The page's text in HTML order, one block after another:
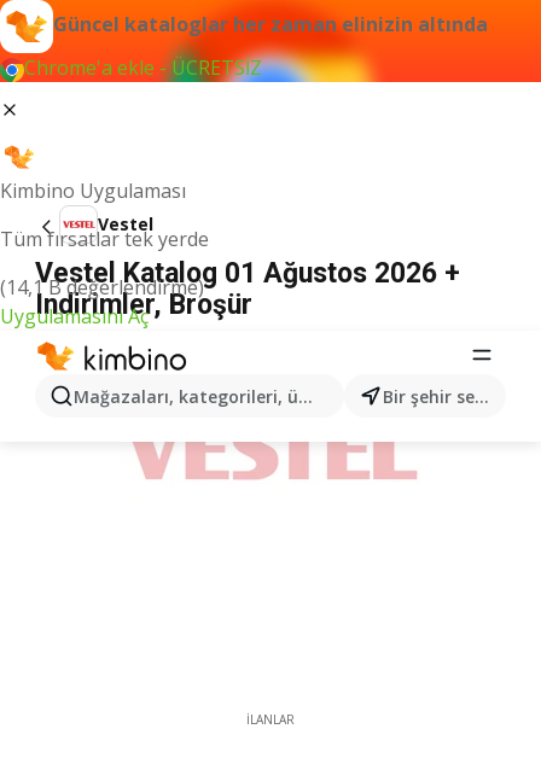
Güncel kataloglar her zaman elinizin altında
Chrome'a ekle - ÜCRETSİZ
Kimbino Uygulaması
Tüm fırsatlar tek yerde
(14,1 B değerlendirme)
Uygulamasını Aç
Mağazaları, kategorileri, ürünleri arayın... Bir şehir seçin
Vestel
Vestel Katalog 01 Ağustos 2026 +
Indirimler, Broşür
İLANLAR